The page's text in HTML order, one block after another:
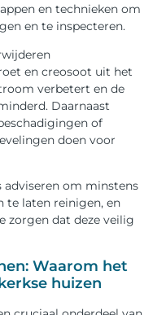
en technieken om
en te inspecteren.
en creosoot uit het
verbetert en de
Daarnaast
of
doen voor
adviseren om minstens
te laten reinigen, en
zorgen dat deze veilig
Waarom het
huizen